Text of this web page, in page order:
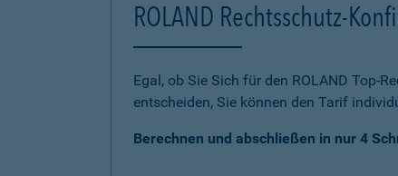
ROLAND Rechtsschutz-
Egal, ob Sie Sich für den ROLAND Top-
entscheiden, Sie können den Tarif
Berechnen und abschließen in nur 4